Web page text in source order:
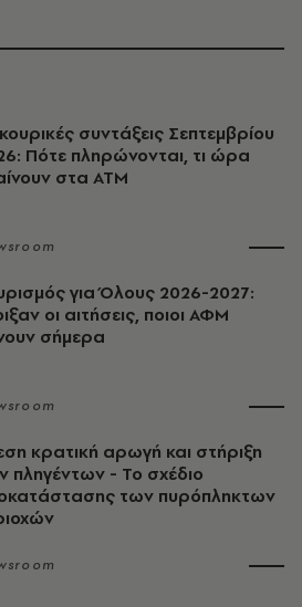
συντάξεις Σεπτεμβρίου
Πότε πληρώνονται, τι ώρα
στα ΑΤΜ
για Όλους 2026-2027:
οι αιτήσεις, ποιοι ΑΦΜ
σήμερα
κρατική αρωγή και στήριξη
πληγέντων - Το σχέδιο
των πυρόπληκτων